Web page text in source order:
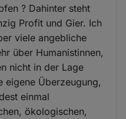
? Dahinter steht
Profit und Gier. Ich
viele angebliche
über Humanistinnen,
nicht in der Lage
eigene Überzeugung,
einmal
ökologischen,